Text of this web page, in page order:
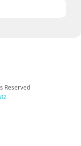
Reserved